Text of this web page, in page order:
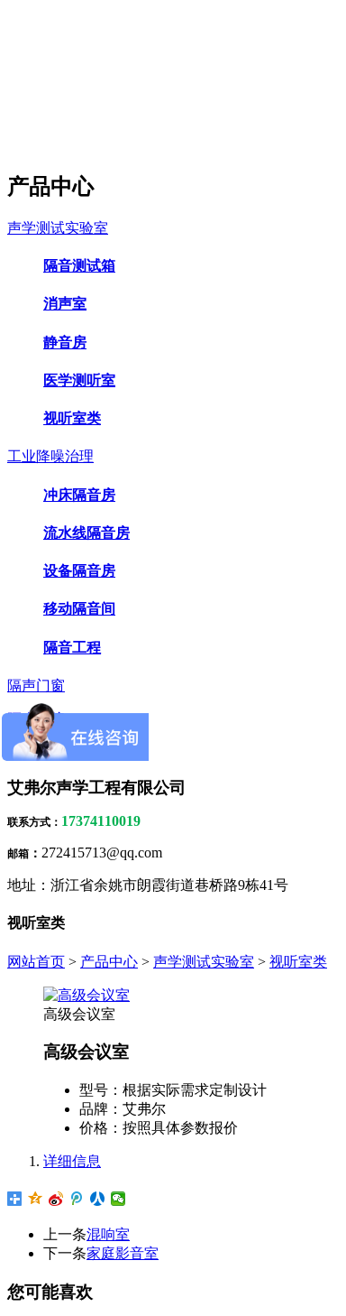
产品中心
声学测试实验室
隔音测试箱
消声室
静音房
医学测听室
视听室类
工业降噪治理
冲床隔音房
流水线隔音房
设备隔音房
移动隔音间
隔音工程
隔声门窗
隔声屏障
隔声吸声材料
艾弗尔声学工程有限公司
联系方式 ： 17374110019
邮箱 ： 272415713@qq.com
地址：浙江省余姚市朗霞街道巷桥路9栋41号
视听室类
网站首页 > 产品中心 > 声学测试实验室 > 视听室类
高级会议室
高级会议室
型号： 根据实际需求定制设计
品牌： 艾弗尔
价格： 按照具体参数报价
详细信息
上一条混响室
下一条家庭影音室
您可能喜欢